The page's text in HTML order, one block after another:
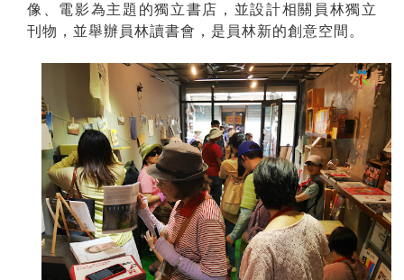
像、電影為主題的獨立書店，並設計相關員林獨立
刊物，並舉辦員林讀書會，是員林新的創意空間。